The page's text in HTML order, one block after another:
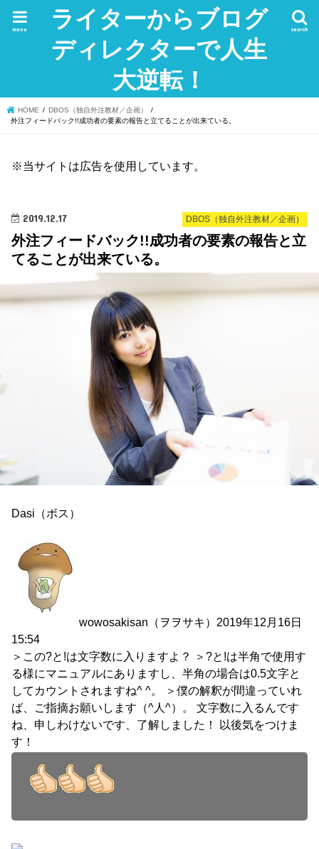
ライターからブログ
ディレクターで人生
大逆転！
search
menu
HOME
DBOS（独自外注教材／企画）
外注フィードバック!!成功者の要素の報告と立てることが出来ている。
※当サイトは広告を使用しています。
DBOS（独自外注教材／企画）
2019.12.17
外注フィードバック!!成功者の要素の報告と立
てることが出来ている。
Dasi（ボス）
wowosakisan（ヲヲサキ） 2019年12月16日
15:54
＞この?と!は文字数に入りますよ？ ＞?と!は半角で使用す
る様にマニュアルにありますし、半角の場合は0.5文字と
してカウントされますね^ ^。 ＞僕の解釈が間違っていれ
ば、ご指摘お願いします（^人^）。 文字数に入るんです
ね、申しわけないです、了解しました！ 以後気をつけま
す！